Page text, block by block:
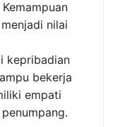
nilai
kepribadian
bekerja
empati